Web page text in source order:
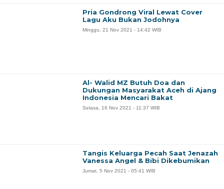
Pria Gondrong Viral Lewat Cover
Lagu Aku Bukan Jodohnya
Minggu, 21 Nov 2021 - 14:42 WIB
Al- Walid MZ Butuh Doa dan
Dukungan Masyarakat Aceh di Ajang
Indonesia Mencari Bakat
Selasa, 16 Nov 2021 - 11:37 WIB
Tangis Keluarga Pecah Saat Jenazah
Vanessa Angel & Bibi Dikebumikan
Jumat, 5 Nov 2021 - 05:41 WIB